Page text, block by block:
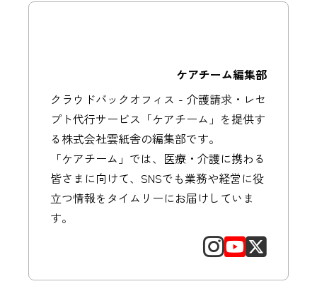
ケアチーム編集部
クラウドバックオフィス - 介護請求・レセ
プト代行サービス「ケアチーム」を提供す
る株式会社雲紙舎の編集部です。
「ケアチーム」では、医療・介護に携わる
皆さまに向けて、SNSでも業務や経営に役
立つ情報をタイムリーにお届けしていま
す。